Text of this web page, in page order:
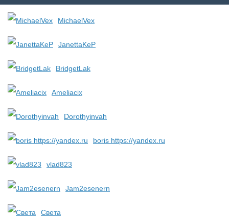
MichaelVex
JanettaKeP
BridgetLak
Ameliacix
Dorothyinvah
boris https://yandex.ru
vlad823
Jam2esenern
Света